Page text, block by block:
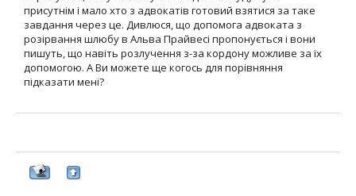
присутнім і мало хто з адвокатів готовий взятися за таке
завдання через це. Дивлюся, що допомога адвоката з
розірвання шлюбу в Альва Прайвесі пропонується і вони
пишуть, що навіть розлучення з-за кордону можливе за їх
допомогою. А Ви можете ще когось для порівняння
підказати мені?